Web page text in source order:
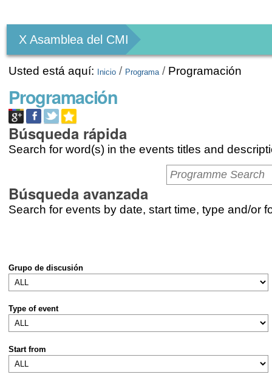
Personales
X Asamblea del CMI
Usted está aquí: Inicio / Programa / Programación
Programación
Búsqueda rápida
Search for word(s) in the events titles and
Búsqueda avanzada
Search for events by date, start time, type and/or
Grupo de discusión
Type of event
Start from